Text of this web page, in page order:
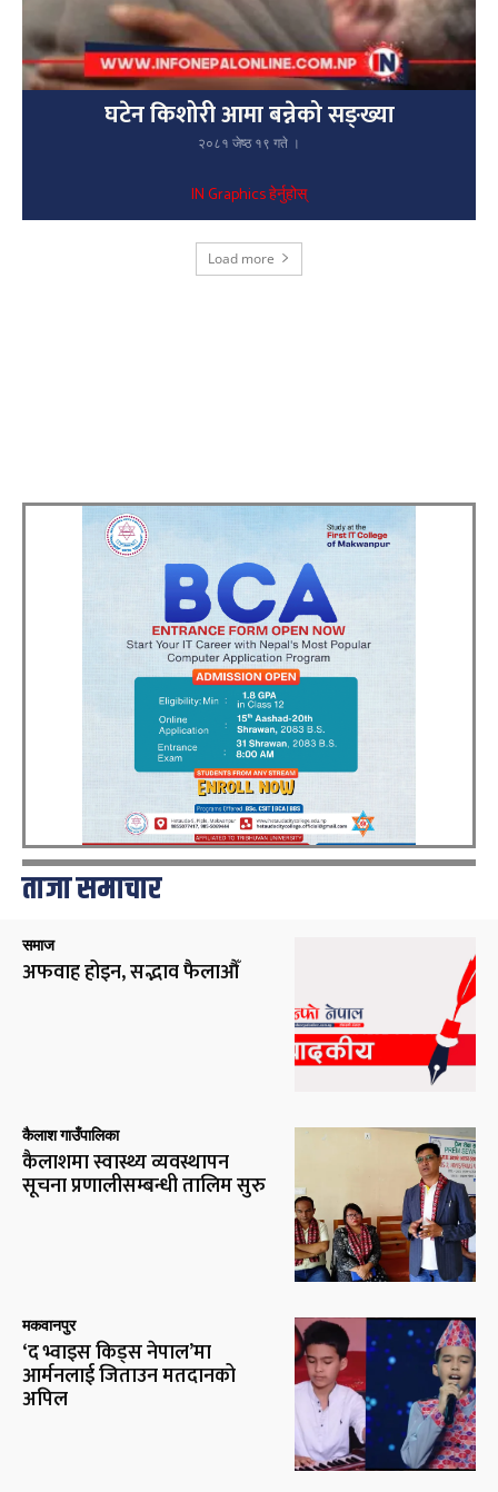
घटेन किशोरी आमा बन्नेको सङ्ख्या
२०८१ जेष्ठ १९ गते ।
IN Graphics हेर्नुहोस्
Load more
ताजा समाचार
समाज
अफवाह होइन, सद्भाव फैलाऔँ
कैलाश गाउँपालिका
कैलाशमा स्वास्थ्य व्यवस्थापन
सूचना प्रणालीसम्बन्धी तालिम सुरु
मकवानपुर
‘द भ्वाइस किड्स नेपाल’मा
आर्मनलाई जिताउन मतदानको
अपिल